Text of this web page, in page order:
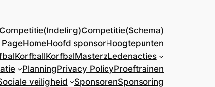
Competitie(Indeling)Competitie(Schema)
PageHomeHoofd sponsorHoogtepunten
KorfballKorfbalMasterzLedenacties
PlanningPrivacy PolicyProeftrainen
veiligheid SponsorenSponsoring